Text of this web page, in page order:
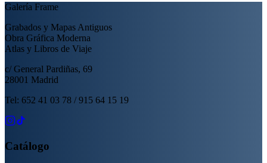
Galería Frame
Grabados y Mapas Antiguos
Obra Gráfica Moderna
Atlas y Libros de Viaje
c/ General Pardiñas, 69
28001 Madrid
Tel: 652 41 03 78 / 915 64 15 19
Catálogo